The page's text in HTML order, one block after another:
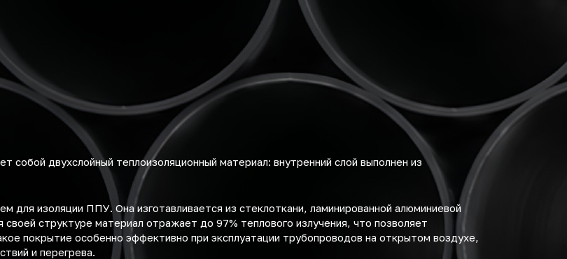
двухслойный теплоизоляционный материал: внутренний слой выполнен из
изоляции ППУ. Она изготавливается из стеклоткани, ламинированной алюминиевой
структуре материал отражает до 97% теплового излучения, что позволяет
покрытие особенно эффективно при эксплуатации трубопроводов на открытом воздухе,
и перегрева.